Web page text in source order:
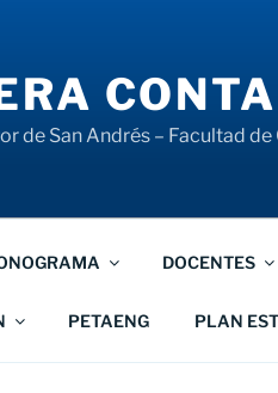
de San Andrés – Facultad
DOCENTES
PETAENG PLAN